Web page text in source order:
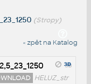
(Stropy)
« zpět na Katalog
HELUZ_str